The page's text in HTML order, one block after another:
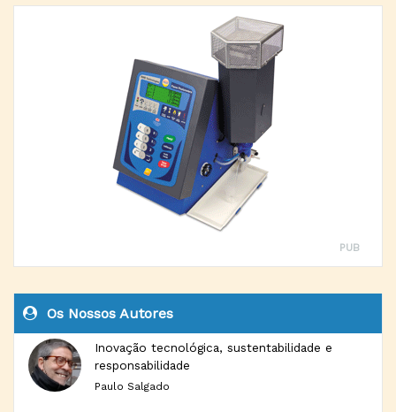
PUB
Os Nossos Autores
Inovação tecnológica, sustentabilidade e
responsabilidade
Paulo Salgado